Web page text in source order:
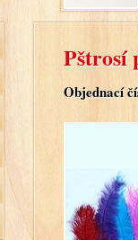
Pštrosí
Objednací